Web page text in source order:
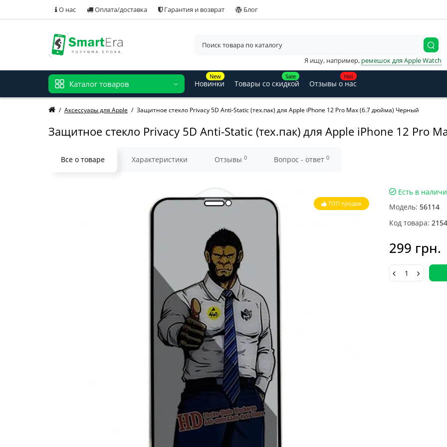
О нас Оплата/доставка Гарантия и возврат Блог
Я ищу, например, ремешок для Apple Watch
Каталог товаров
New
Новинки
Sale
Товары со скидкой
Hot
Отзывы о нас
Аксессуары для Apple Защитное стекло Privacy 5D Anti-Static (тех.пак) для Apple iPhone 12 Pro Max (6.7 дюйма) Черный
Защитное стекло Privacy 5D Anti-Static (тех.пак) для Apple iPhone 12 Pro
Все о товаре Характеристики Отзывы 0 Вопрос - ответ 0
ТОП продаж
Есть в
Модель: 56114
Код товара:
299 грн.